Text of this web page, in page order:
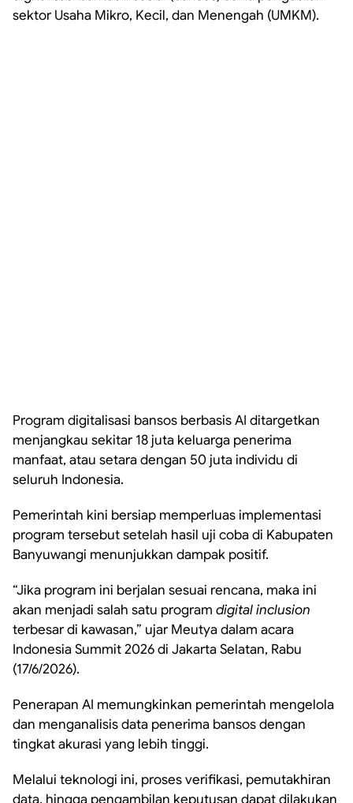
sektor Usaha Mikro, Kecil, dan Menengah (UMKM).
Program digitalisasi bansos berbasis AI ditargetkan
menjangkau sekitar 18 juta keluarga penerima
manfaat, atau setara dengan 50 juta individu di
seluruh Indonesia.
Pemerintah kini bersiap memperluas implementasi
program tersebut setelah hasil uji coba di Kabupaten
Banyuwangi menunjukkan dampak positif.
“Jika program ini berjalan sesuai rencana, maka ini
akan menjadi salah satu program digital inclusion
terbesar di kawasan,” ujar Meutya dalam acara
Indonesia Summit 2026 di Jakarta Selatan, Rabu
(17/6/2026).
Penerapan AI memungkinkan pemerintah mengelola
dan menganalisis data penerima bansos dengan
tingkat akurasi yang lebih tinggi.
Melalui teknologi ini, proses verifikasi, pemutakhiran
data, hingga pengambilan keputusan dapat dilakukan